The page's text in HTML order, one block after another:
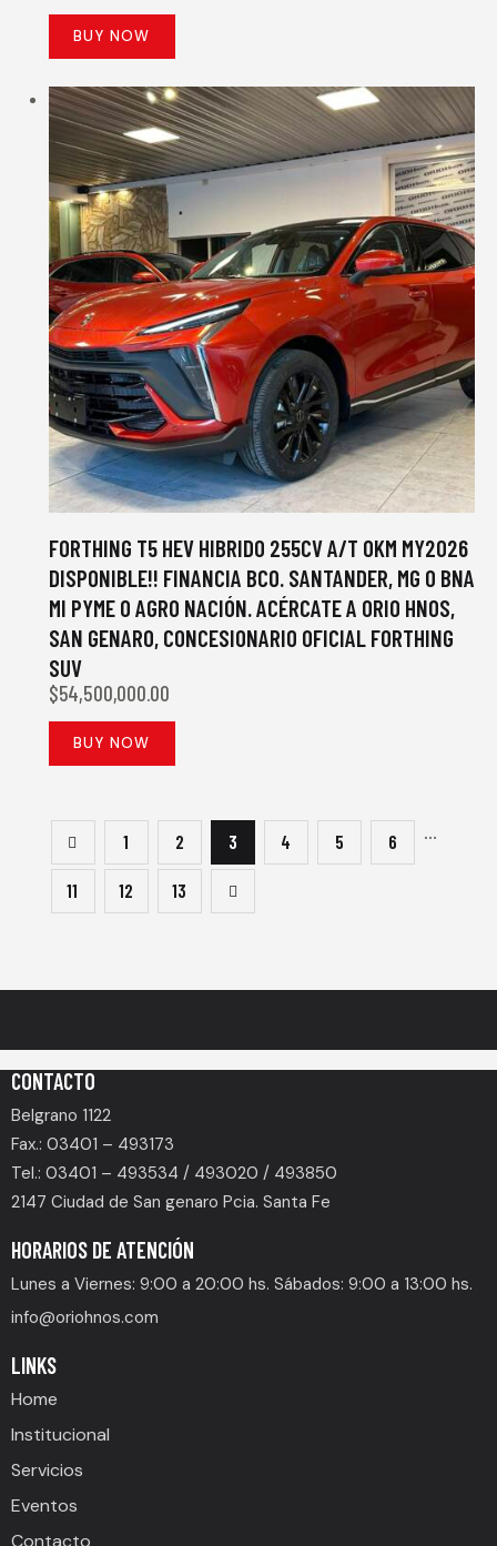
BUY NOW
FORTHING T5 HEV HIBRIDO 255CV A/T 0KM MY2026
DISPONIBLE!! FINANCIA BCO. SANTANDER, MG O BNA
MI PYME O AGRO NACIÓN. ACÉRCATE A ORIO HNOS,
SAN GENARO, CONCESIONARIO OFICIAL FORTHING
SUV
$54,500,000.00
BUY NOW
1 2 3 4 5 6
11 12 13
→
CONTACTO
Belgrano 1122
Fax.: 03401 – 493173
Tel.: 03401 – 493534 / 493020 / 493850
2147 Ciudad de San genaro Pcia. Santa Fe
HORARIOS DE ATENCIÓN
Lunes a Viernes: 9:00 a 20:00 hs. Sábados: 9:00 a 13:00 hs.
info@oriohnos.com
LINKS
Home
Institucional
Servicios
Eventos
Contacto